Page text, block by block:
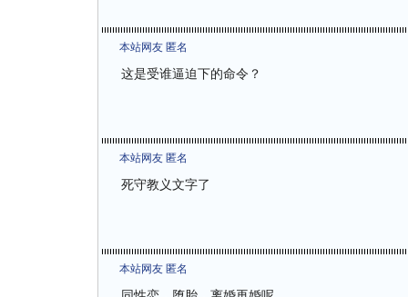
本站网友 匿名
这是受谁逼迫下的命令？
本站网友 匿名
死守教义文字了
本站网友 匿名